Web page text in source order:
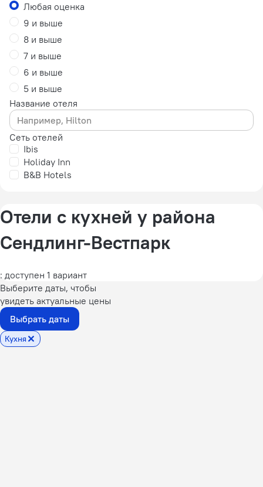
Любая оценка
9 и выше
8 и выше
7 и выше
6 и выше
5 и выше
Название отеля
Сеть отелей
Ibis
Holiday Inn
B&B Hotels
Отели с кухней у района
Сендлинг-Вестпарк
: доступен 1 вариант
Выберите даты, чтобы
увидеть актуальные цены
Выбрать даты
Кухня